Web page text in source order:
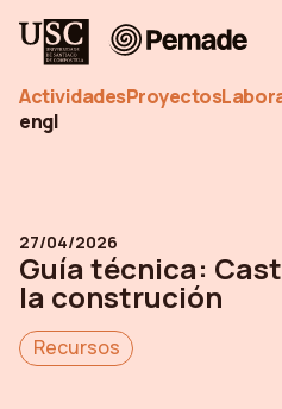
Pemade
ActividadesProyectos
engl
27/04/2026
Guía técnica:
la construción
Recursos